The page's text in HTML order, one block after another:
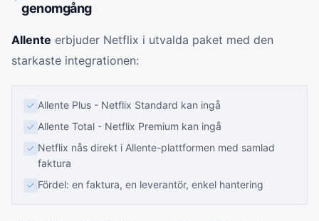
genomgång
Allente erbjuder Netflix i utvalda paket med den
starkaste integrationen:
Allente Plus - Netflix Standard kan ingå
Allente Total - Netflix Premium kan ingå
Netflix nås direkt i Allente-plattformen med samlad
faktura
Fördel: en faktura, en leverantör, enkel hantering